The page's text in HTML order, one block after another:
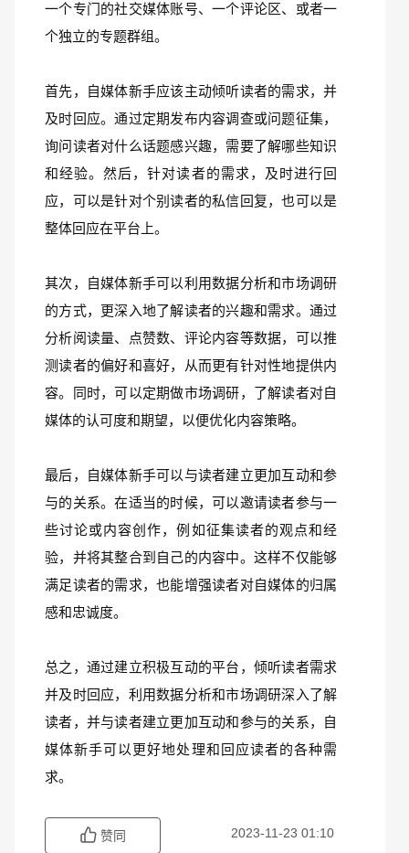
一个专门的社交媒体账号、一个评论区、或者一
个独立的专题群组。
首先，自媒体新手应该主动倾听读者的需求，并
及时回应。通过定期发布内容调查或问题征集，
询问读者对什么话题感兴趣，需要了解哪些知识
和经验。然后，针对读者的需求，及时进行回
应，可以是针对个别读者的私信回复，也可以是
整体回应在平台上。
其次，自媒体新手可以利用数据分析和市场调研
的方式，更深入地了解读者的兴趣和需求。通过
分析阅读量、点赞数、评论内容等数据，可以推
测读者的偏好和喜好，从而更有针对性地提供内
容。同时，可以定期做市场调研，了解读者对自
媒体的认可度和期望，以便优化内容策略。
最后，自媒体新手可以与读者建立更加互动和参
与的关系。在适当的时候，可以邀请读者参与一
些讨论或内容创作，例如征集读者的观点和经
验，并将其整合到自己的内容中。这样不仅能够
满足读者的需求，也能增强读者对自媒体的归属
感和忠诚度。
总之，通过建立积极互动的平台，倾听读者需求
并及时回应，利用数据分析和市场调研深入了解
读者，并与读者建立更加互动和参与的关系，自
媒体新手可以更好地处理和回应读者的各种需
求。
赞同 2023-11-23 01:10